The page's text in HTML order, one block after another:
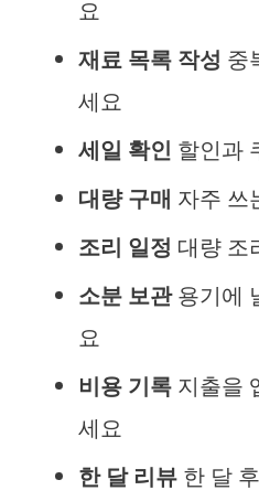
요
재료 목록 작성 중
세요
세일 확인 할인과
대량 구매 자주 쓰
조리 일정 대량 조
소분 보관용기에
요
비용 기록 지출을
세요
한 달 리뷰 한 달